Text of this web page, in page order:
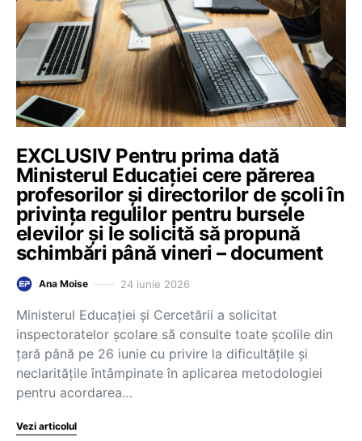
EXCLUSIV Pentru prima dată
Ministerul Educației cere părerea
profesorilor și directorilor de școli în
privința regulilor pentru bursele
elevilor și le solicită să propună
schimbări până vineri – document
Ana Moise 24 iunie 2026
Ministerul Educației și Cercetării a solicitat
inspectoratelor școlare să consulte toate școlile din
țară până pe 26 iunie cu privire la dificultățile și
neclaritățile întâmpinate în aplicarea metodologiei
pentru acordarea…
Vezi articolul